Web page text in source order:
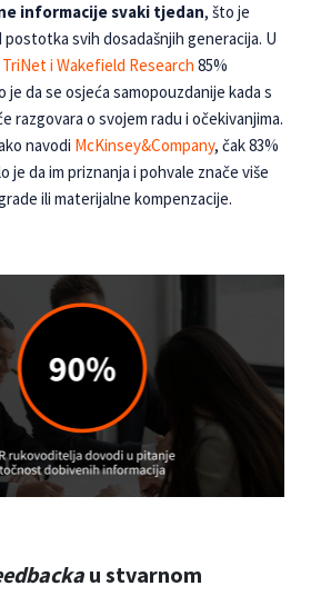
informacije svaki tjedan, što je
svih dosa­dašnjih generacija. U
TriNet i Wa­kefield Research 85%
je da se osjeća samopouzdanije kada s
razgovara o svojem radu i očekivanjima.
navodi McKinsey&Company, čak 83%
je da im priznanja i po­hvale znače više
ili materi­jalne kompenzacije.
u stvarnom